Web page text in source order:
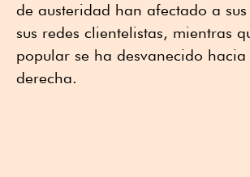
de austeridad han afectado a
sus redes clientelistas, mientras
popular se ha desvanecido hacia
derecha.